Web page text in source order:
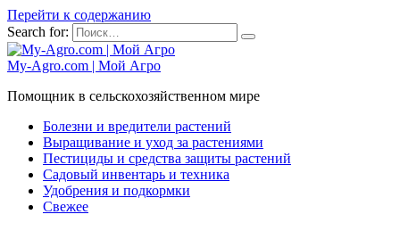
Перейти к содержанию
Search for:
My-Agro.com | Мой Агро
Помощник в сельскохозяйственном мире
Болезни и вредители растений
Выращивание и уход за растениями
Пестициды и средства защиты растений
Садовый инвентарь и техника
Удобрения и подкормки
Свежее